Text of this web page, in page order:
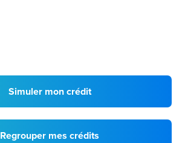
Simuler mon crédit
Regrouper mes crédits